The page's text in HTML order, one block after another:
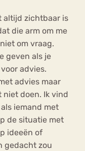
altijd zichtbaar is
die arm om me
om vraag.
geven als je
advies.
advies maar
niet doen. Ik vind
iemand met
de situatie met
ideeën of
gedacht zou